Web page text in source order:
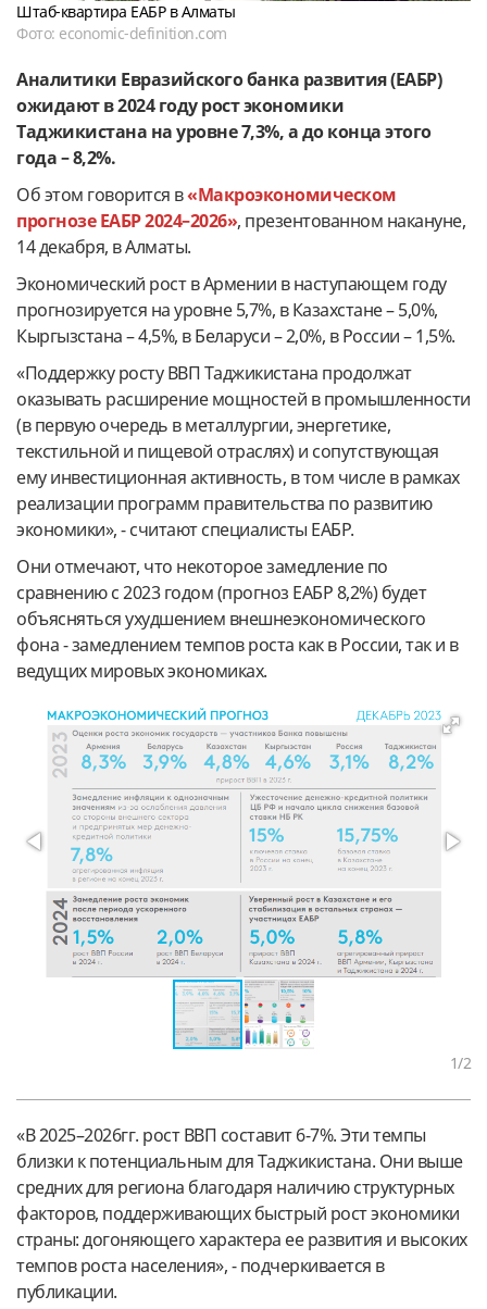
Штаб-квартира ЕАБР в Алматы
Фото: economic-definition.com
Аналитики Евразийского банка развития (ЕАБР)
ожидают в 2024 году рост экономики
Таджикистана на уровне 7,3%, а до конца этого
года – 8,2%.
Об этом говорится в«Макроэкономическом
прогнозе ЕАБР 2024–2026», презентованном накануне,
14 декабря, в Алматы.
Экономический рост в Армении в наступающем году
прогнозируется на уровне 5,7%, в Казахстане – 5,0%,
Кыргызстана – 4,5%, в Беларуси – 2,0%, в России – 1,5%.
«Поддержку росту ВВП Таджикистана продолжат
оказывать расширение мощностей в промышленности
(в первую очередь в металлургии, энергетике,
текстильной и пищевой отраслях) и сопутствующая
ему инвестиционная активность, в том числе в рамках
реализации программ правительства по развитию
экономики», - считают специалисты ЕАБР.
Они отмечают, что некоторое замедление по
сравнению с 2023 годом (прогноз ЕАБР 8,2%) будет
объясняться ухудшением внешнеэкономического
фона - замедлением темпов роста как в России, так и в
ведущих мировых экономиках.
1/2
«В 2025–2026гг. рост ВВП составит 6-7%. Эти темпы
близки к потенциальным для Таджикистана. Они выше
средних для региона благодаря наличию структурных
факторов, поддерживающих быстрый рост экономики
страны: догоняющего характера ее развития и высоких
темпов роста населения», - подчеркивается в
публикации.